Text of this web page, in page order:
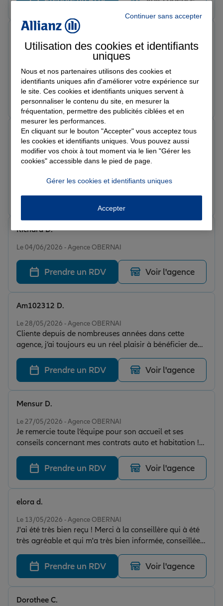
Note de 5 sur 5
Le 08/06/2026 - Agence OBERNAI
Les conseillers sont à l écoute et prennent le temps d
expliquer, accueil chaleureux, je recommande, je vous
conseille cette belle agence
Loic B.
Prendre un RDV Voir l'agence
Note de 5 sur 5
Le 08/06/2026 - Agence OBERNAI
Très bon accueil, et conseils toujours à l’écoute je
Hugo G.
Prendre un RDV Voir l'agence
Le 04/06/2026 - Agence OBERNAI
Richard D.
Prendre un RDV Voir l'agence
Le 28/05/2026 - Agence OBERNAI
Cliente depuis de nombreuses années dans cette
agence, j’ai toujours eu un réel plaisir à bénéficier de
conseils parfaitement adaptés à mes besoins, et c’est
d’ailleurs la raison de ma fidélité. Pour moi, l’efficacité
et le professionnalisme sont bien plus importants que
les tarifs, et cette agence répond totalement à ces
attentes. Un immense merci tout particulièrement à
simplement extraordinaire par sa disponibilité, son
écoute et son professionnalisme, comme on en trouve
malheureusement de moins en moins aujourd’hui !
Am102312 D.
Prendre un RDV Voir l'agence
Le 27/05/2026 - Agence OBERNAI
Je remercie toute l’équipe pour son accueil et ses
conseils concernant mes contrats auto et habitation !
Toujours disponible en cas de besoin !
Mensur D.
Prendre un RDV Voir l'agence
Le 13/05/2026 - Agence OBERNAI
J'ai été très bien reçu ! Merci à la conseillère qui à été
très agréable et qui m'a très bien informée, conseillée
et expliquée chaque détail du contrat.
elora d.
Prendre un RDV Voir l'agence
Dorothee C.
Continuer sans accepter
Utilisation des cookies et identifiants
uniques
Nous et nos partenaires utilisons des cookies et
identifiants uniques afin d'améliorer votre expérience sur
le site. Ces cookies et identifiants uniques servent à
personnaliser le contenu du site, en mesurer la
fréquentation, permettre des publicités ciblées et en
mesurer les performances.
En cliquant sur le bouton "Accepter" vous acceptez tous
les cookies et identifiants uniques. Vous pouvez aussi
modifier vos choix à tout moment via le lien "Gérer les
cookies" accessible dans le pied de page.
Gérer les cookies et identifiants uniques
Accepter